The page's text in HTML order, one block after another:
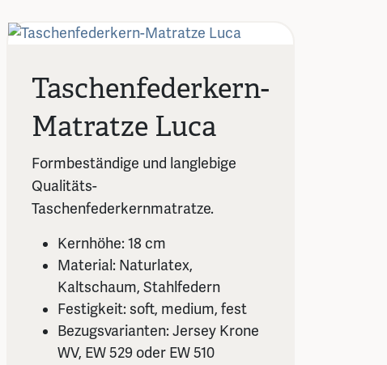
Taschenfederkern-
Matratze Luca
Formbeständige und langlebige
Qualitäts-
Taschenfederkernmatratze.
Kernhöhe: 18 cm
Material: Naturlatex,
Kaltschaum, Stahlfedern
Festigkeit: soft, medium, fest
Bezugsvarianten: Jersey Krone
WV, EW 529 oder EW 510